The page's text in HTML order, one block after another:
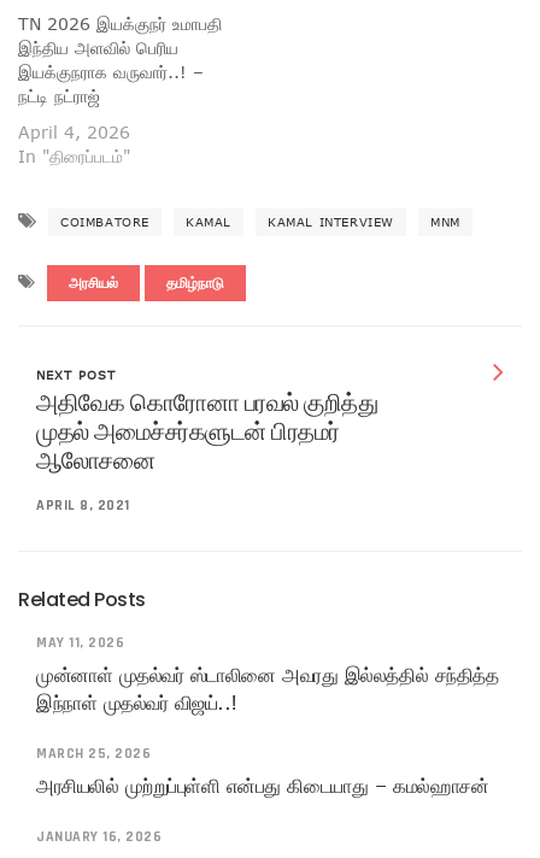
TN 2026 இயக்குநர் உமாபதி
இந்திய அளவில் பெரிய
இயக்குநராக வருவார்..! –
நட்டி நட்ராஜ்
April 4, 2026
In "திரைப்படம்"
COIMBATORE KAMAL KAMAL INTERVIEW MNM
அரசியல் தமிழ்நாடு
NEXT POST
அதிவேக கொரோனா பரவல் குறித்து
முதல் அமைச்சர்களுடன் பிரதமர்
ஆலோசனை
APRIL 8, 2021
Related Posts
MAY 11, 2026
முன்னாள் முதல்வர் ஸ்டாலினை அவரது இல்லத்தில் சந்தித்த
இந்நாள் முதல்வர் விஜய்..!
MARCH 25, 2026
அரசியலில் முற்றுப்புள்ளி என்பது கிடையாது – கமல்ஹாசன்
JANUARY 16, 2026